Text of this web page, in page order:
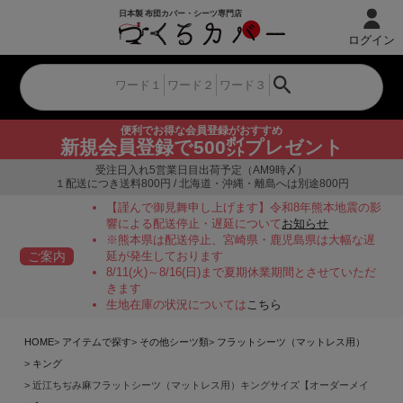
便利でお得な会員登録がおすすめ
新規会員登録で500㌽プレゼント
ログイン
受注日入れ5営業日目出荷予定（AM9時〆）
１配送につき送料800円 / 北海道・沖縄・離島へは別途800円
ご案内
【謹んで御見舞申し上げます】令和8年熊本地震の影
響による配送停止・遅延についてお知らせ
※熊本県は配送停止、宮崎県・鹿児島県は大幅な遅
延が発生しております
8/11(火)～8/16(日)まで夏期休業期間とさせていただ
きます
生地在庫の状況についてはこちら
HOME アイテムで探す その他シーツ類
フラットシーツ（マットレス用）
キング
近江ちぢみ麻フラットシーツ（マットレス用）キングサイズ【オーダーメイ